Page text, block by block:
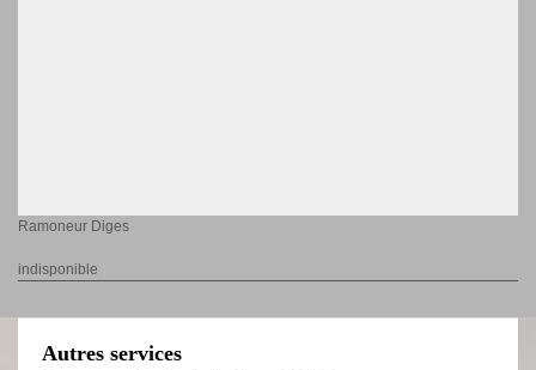
Ramoneur Diges
indisponible
Autres services